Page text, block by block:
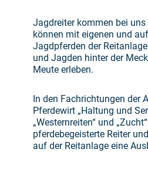
Jagdreiter kommen bei
können mit eigenen und
Jagdpferden der
und Jagden hinter der
Meute erleben.
In den Fachrichtungen der
Pferdewirt „Haltung und
„Westernreiten“ und
pferdebegeisterte Reiter
auf der Reitanlage eine